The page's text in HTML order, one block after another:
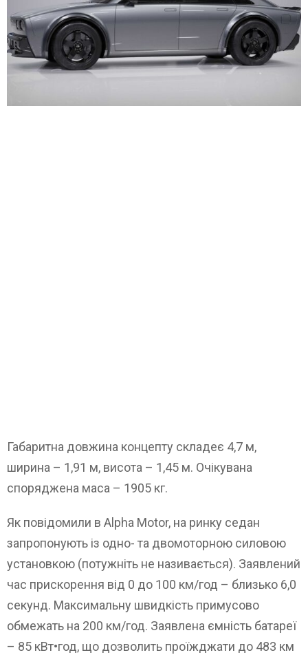
Габаритна довжина концепту складеє 4,7 м,
ширина – 1,91 м, висота – 1,45 м. Очікувана
споряджена маса – 1905 кг.
Як повідомили в Alpha Motor, на ринку седан
запропонують із одно- та двомоторною силовою
установкою (потужніть не називається). Заявлений
час прискорення від 0 до 100 км/год – близько 6,0
секунд. Максимальну швидкість примусово
обмежать на 200 км/год. Заявлена ємність батареї
– 85 кВт•год, що дозволить проїжджати до 483 км